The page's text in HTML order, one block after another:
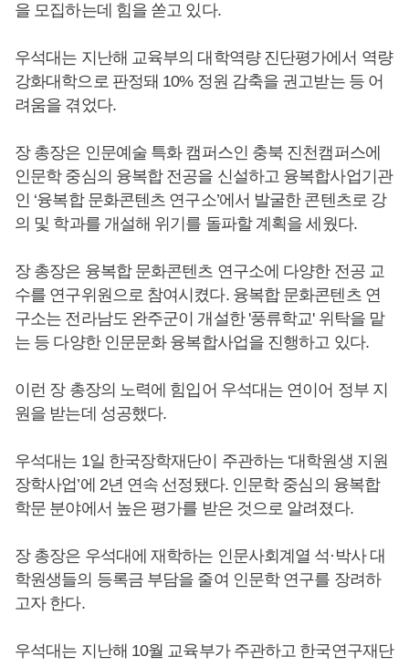
을 모집하는데 힘을 쏟고 있다.
우석대는 지난해 교육부의 대학역량 진단평가에서 역량
강화대학으로 판정돼 10% 정원 감축을 권고받는 등 어
려움을 겪었다.
장 총장은 인문예술 특화 캠퍼스인 충북 진천캠퍼스에
인문학 중심의 융복합 전공을 신설하고 융복합사업기관
인 ‘융복합 문화콘텐츠 연구소’에서 발굴한 콘텐츠로 강
의 및 학과를 개설해 위기를 돌파할 계획을 세웠다.
장 총장은 융복합 문화콘텐츠 연구소에 다양한 전공 교
수를 연구위원으로 참여시켰다. 융복합 문화콘텐츠 연
구소는 전라남도 완주군이 개설한 '풍류학교' 위탁을 맡
는 등 다양한 인문문화 융복합사업을 진행하고 있다.
이런 장 총장의 노력에 힘입어 우석대는 연이어 정부 지
원을 받는데 성공했다.
우석대는 1일 한국장학재단이 주관하는 ‘대학원생 지원
장학사업’에 2년 연속 선정됐다. 인문학 중심의 융복합
학문 분야에서 높은 평가를 받은 것으로 알려졌다.
장 총장은 우석대에 재학하는 인문사회계열 석·박사 대
학원생들의 등록금 부담을 줄여 인문학 연구를 장려하
고자 한다.
우석대는 지난해 10월 교육부가 주관하고 한국연구재단